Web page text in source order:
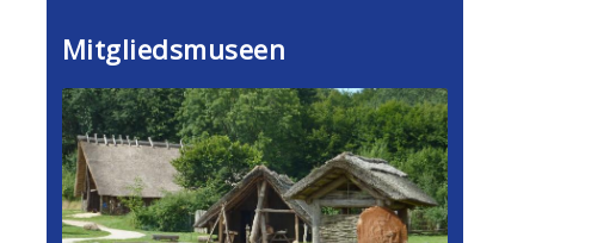
Mitgliedsmuseen